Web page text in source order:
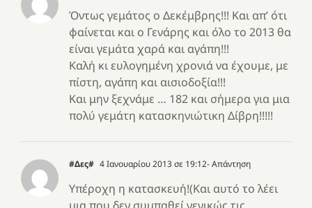
Όντως γεμάτος ο Δεκέμβρης!!! Και απ’ ότι
φαίνεται και ο Γενάρης και όλο το 2013 θα
είναι γεμάτα χαρά και αγάπη!!!
Καλή κι ευλογημένη χρονιά να έχουμε, με
πίστη, αγάπη και αισιοδοξία!!!
Και μην ξεχνάμε … 182 και σήμερα για μια
πολύ γεμάτη κατασκηνιώτικη Δίβρη!!!!!
#Δες# 4 Ιανουαρίου 2013 σε 19:12- Απάντηση
Υπέροχη η κατασκευή!(Και αυτό το λέει